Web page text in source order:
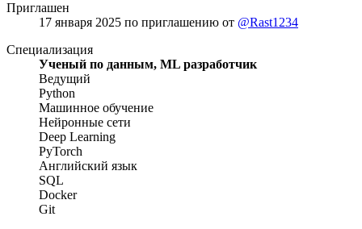
Приглашен
17 января 2025 по приглашению от @Rast1234
Специализация
Ученый по данным, ML разработчик
Ведущий
Python
Машинное обучение
Нейронные сети
Deep Learning
PyTorch
Английский язык
SQL
Docker
Git